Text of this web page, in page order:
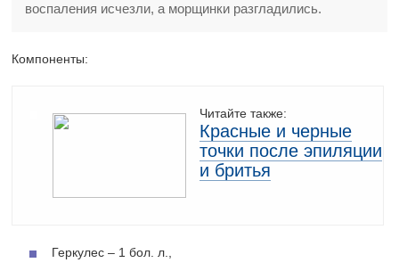
воспаления исчезли, а морщинки разгладились.
Компоненты:
Читайте также:
Красные и черные
точки после эпиляции
и бритья
Геркулес – 1 бол. л.,